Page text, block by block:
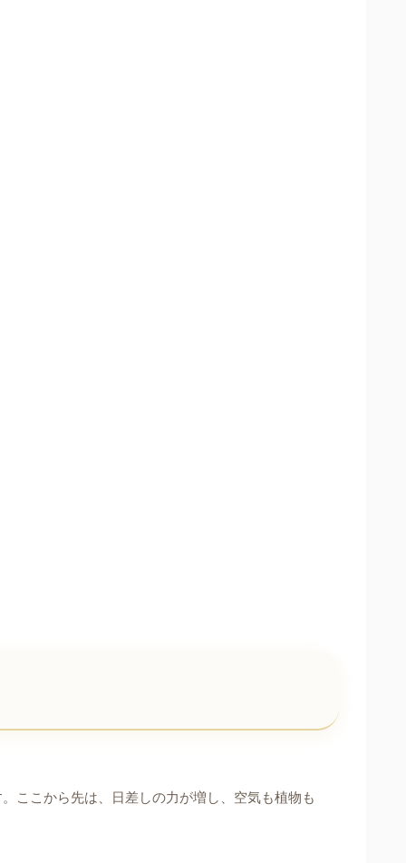
ここから先は、日差しの力が増し、空気も植物も